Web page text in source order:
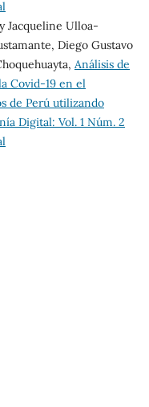
Jacqueline Ulloa-
Diego Gustavo
Análisis de
Covid-19 en el
de Perú utilizando
Digital: Vol. 1 Núm. 2